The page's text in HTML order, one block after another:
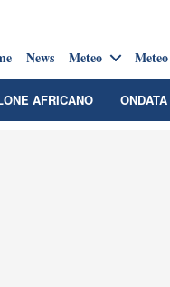
News Meteo
AFRICANO